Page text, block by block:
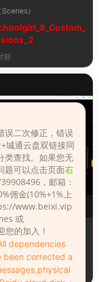
）
前
Scenes）
误二次修正，错误
城通云盘双链接同
类查找。如果您无
题可以点击页面右
，邮箱：
佣金(10%+1%上
www.beixi.vip
或
的加入！
dependencies
been corrected a